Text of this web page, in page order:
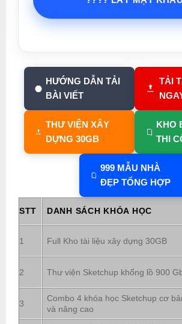
HƯỚNG DẪN TẢI
BÀI VIẾT
TẢI
THƯ VIỆN XÂY
DỰNG 30GB
KHO
THI
999 MẪU NHÀ
ĐẸP TỔNG HỢP
STT DANH SÁCH KHÓA HỌC
1 Full Kho tài liệu xây dựng 30GB
2 Thư viện Sketchup khổng lồ 900
3
Combo 4 khóa học Sketchup cơ
và nâng cao